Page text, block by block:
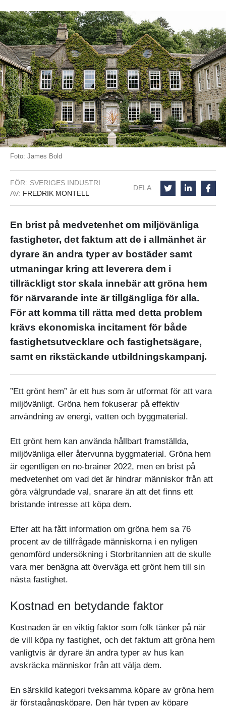
Foto: James Bold
AV: FREDRIK MONTELL
FÖR: SVERIGES INDUSTRI
DELA:
En brist på medvetenhet om miljövänliga
fastigheter, det faktum att de i allmänhet är
dyrare än andra typer av bostäder samt
utmaningar kring att leverera dem i
tillräckligt stor skala innebär att gröna hem
för närvarande inte är tillgängliga för alla.
För att komma till rätta med detta problem
krävs ekonomiska incitament för både
fastighetsutvecklare och fastighetsägare,
samt en rikstäckande utbildningskampanj.
”Ett grönt hem” är ett hus som är utformat för att vara
miljövänligt. Gröna hem fokuserar på effektiv
användning av energi, vatten och byggmaterial.
Ett grönt hem kan använda hållbart framställda,
miljövänliga eller återvunna byggmaterial. Gröna hem
är egentligen en no-brainer 2022, men en brist på
medvetenhet om vad det är hindrar människor från att
göra välgrundade val, snarare än att det finns ett
bristande intresse att köpa dem.
Efter att ha fått information om gröna hem sa 76
procent av de tillfrågade människorna i en nyligen
genomförd undersökning i Storbritannien att de skulle
vara mer benägna att överväga ett grönt hem till sin
nästa fastighet.
Kostnad en betydande faktor
Kostnaden är en viktig faktor som folk tänker på när
de vill köpa ny fastighet, och det faktum att gröna hem
vanligtvis är dyrare än andra typer av hus kan
avskräcka människor från att välja dem.
En särskild kategori tveksamma köpare av gröna hem
är förstagångsköpare. Den här typen av köpare